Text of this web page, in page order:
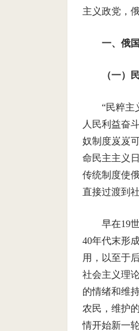
主义政党，
一、俄
（一）
“民粹主
人民利益奋
奴制度岌岌
命民主主义
传统制度使
直接过渡到
早在19
40年代末形
用，以至于
社会主义理
的情绪和维
农民，维护
情开始新一